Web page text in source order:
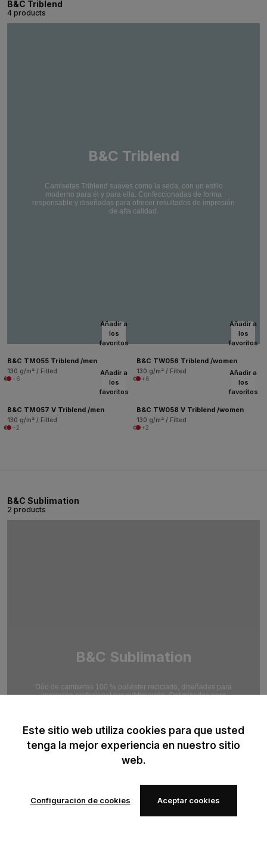
B&C Triblend
4 products
B&C Triblend
Camisetas Triblend suaves como la seda, con un estilo
moderno para él y para ella. Confeccionadas de forma
responsable y diseñadas para ofrecer resultados de impresión
de alta calidad.
Añadir a
los
favoritos
B&C TM055 Triblend /men
130 g/m² / Fitted
+6
Añadir a
los
favoritos
B&C TW056 Triblend /women
130 g/m² / Fitted
+6
Añadir a
los
favoritos
B&C TM057 V Triblend /men
130 g/m² / Fitted
+2
Añadir a
los
favoritos
B&C TW058 V Triblend /women
130 g/m² / Fitted
+2
B&C Sublimation
2 products
B&C Sublimation
Dúo de camisetas 100 % poliéster reciclado, diseñadas para
impresión profesional por sublimación. Optimizadas para
Este sitio web utiliza cookies para que usted
tenga la mejor experiencia en nuestro sitio
web.
Configuración de cookies Aceptar cookies